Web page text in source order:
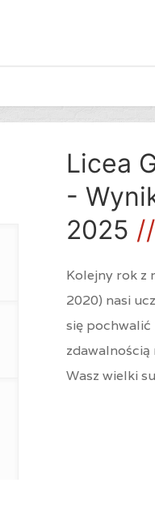
Licea
-
2025
Kolejny rok z
2020) nasi
się pochwalić
zdawalnością
Wasz wielki